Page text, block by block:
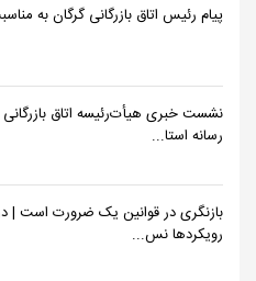
پیام رئیس اتاق بازرگانی گرگان به
نشست خبری هیأت‌رئیسه اتاق
رسانه استا...
بازنگری در قوانین یک ضرورت است |
رویکردها نس...